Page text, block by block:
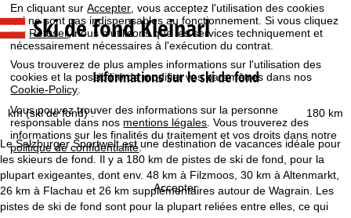
En cliquant surAccepter , vous acceptez l'utilisation des cookies
qui ne sont pas indispensables au fonctionnement. Si vous cliquez
sur Refuser, nous n'utilisons que les services techniquement et
nécessairement nécessaires à l'exécution du contrat.
Vous trouverez de plus amples informations sur l'utilisation des
cookies et la possibilité de modifier vos paramètres dans nos
Cookie-Policy
Vous pouvez trouver des informations sur la personne
responsable dans nos mentions légales . Vous trouverez des
informations sur les finalités du traitement et vos droits dans notre
politique de confidentialité.
Accepter
a
e
d
'
Ski de fond Kleinarl
Informations sur le ski de fond
180 km
km (ski de fond) :
Le Salzburger Sportwelt est une destination de vacances idéale pour
les skieurs de fond. Il y a 180 km de pistes de ski de fond, pour la
plupart exigeantes, dont env. 48 km à Filzmoos, 30 km à Altenmarkt,
26 km à Flachau et 26 km supplémentaires autour de Wagrain. Les
pistes de ski de fond sont pour la plupart reliées entre elles, ce qui